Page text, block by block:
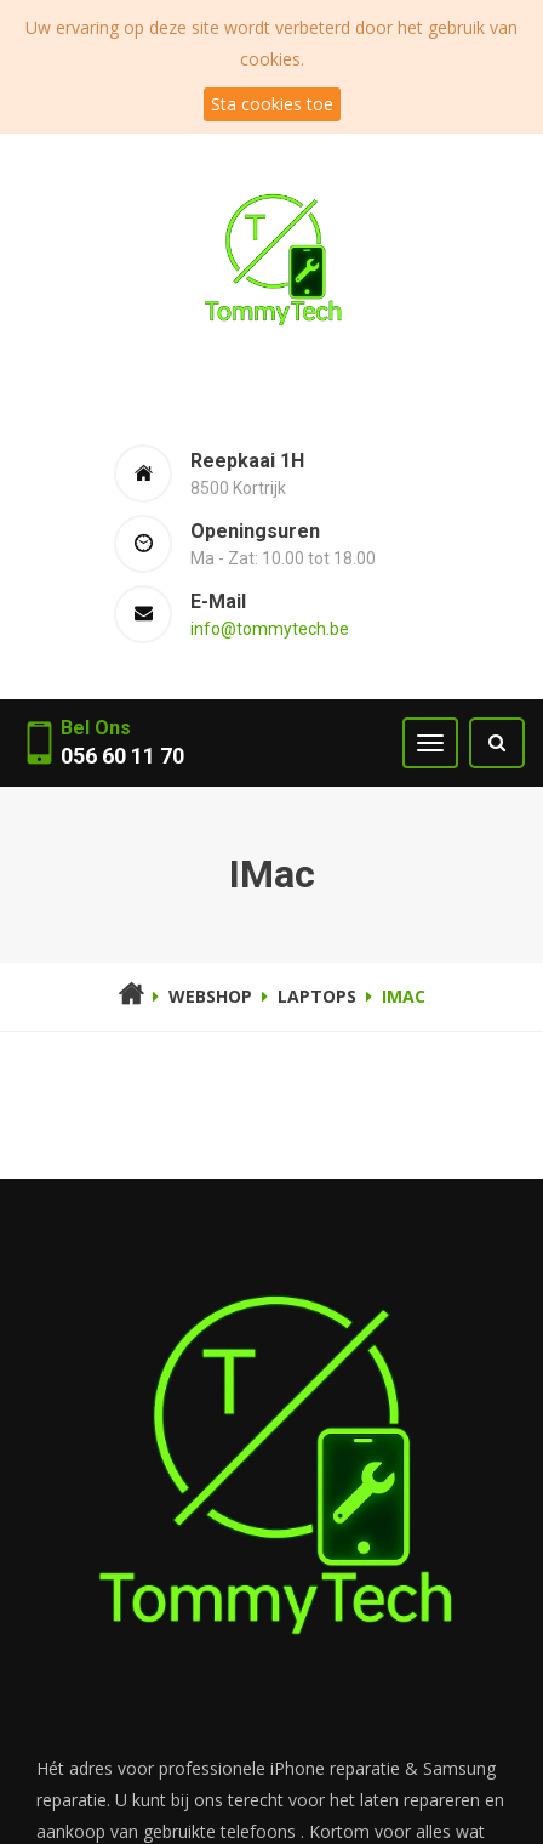
Uw ervaring op deze site wordt verbeterd door het gebruik van
cookies.
Sta cookies toe
Reepkaai 1H
8500 Kortrijk
Openingsuren
Ma - Zat: 10.00 tot 18.00
E-Mail
info@tommytech.be
Bel Ons
056 60 11 70
IMac
WEBSHOP LAPTOPS IMAC
Hét adres voor professionele iPhone reparatie & Samsung
reparatie. U kunt bij ons terecht voor het laten repareren en
aankoop van gebruikte telefoons . Kortom voor alles wat